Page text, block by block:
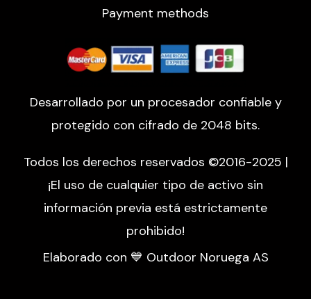
Payment methods
Desarrollado por un procesador confiable y
protegido con cifrado de 2048 bits.
Todos los derechos reservados ©2016-2025 |
¡El uso de cualquier tipo de activo sin
información previa está estrictamente
prohibido!
Elaborado con 💙 Outdoor Noruega AS